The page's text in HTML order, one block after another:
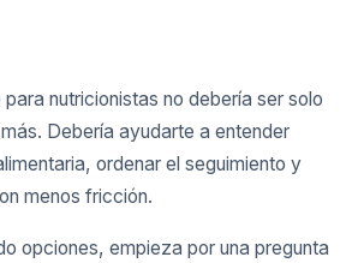
para nutricionistas no debería ser solo
Debería ayudarte a entender
ordenar el seguimiento y
menos fricción.
opciones, empieza por una pregunta